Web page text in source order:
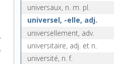
universaux, n. m. pl.
universel, -elle, adj.
universellement, adv.
universitaire, adj. et n.
université, n. f.